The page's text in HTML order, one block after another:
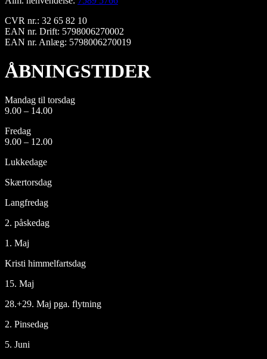
CVR nr.: 32 65 82 10
EAN nr. Drift: 5798006270002
EAN nr. Anlæg: 5798006270019
ÅBNINGSTIDER
Mandag til torsdag
9.00 – 14.00
Fredag
9.00 – 12.00
Lukkedage
Skærtorsdag
Langfredag
2. påskedag
1. Maj
Kristi himmelfartsdag
15. Maj
28.+29. Maj pga. flytning
2. Pinsedag
5. Juni